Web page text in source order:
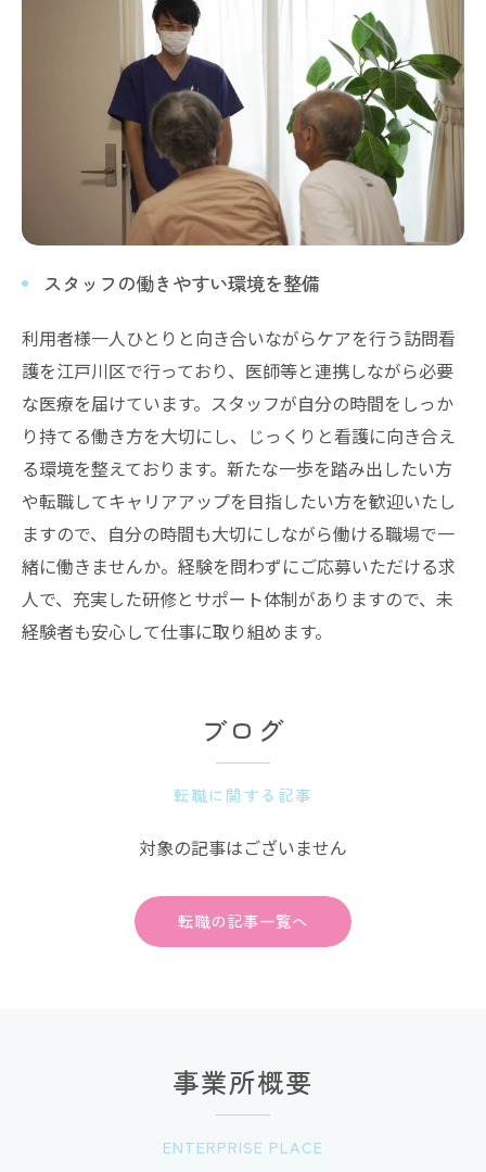
スタッフの働きやすい環境を整備
利用者様一人ひとりと向き合いながらケアを行う訪問看
護を江戸川区で行っており、医師等と連携しながら必要
な医療を届けています。スタッフが自分の時間をしっか
り持てる働き方を大切にし、じっくりと看護に向き合え
る環境を整えております。新たな一歩を踏み出したい方
や転職してキャリアアップを目指したい方を歓迎いたし
ますので、自分の時間も大切にしながら働ける職場で一
緒に働きませんか。経験を問わずにご応募いただける求
人で、充実した研修とサポート体制がありますので、未
経験者も安心して仕事に取り組めます。
ブログ
転職に関する記事
対象の記事はございません
転職の記事一覧へ
事業所概要
ENTERPRISE PLACE